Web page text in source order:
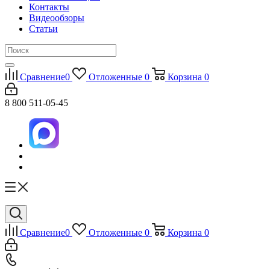
Контакты
Видеообзоры
Статьи
Сравнение0 Отложенные 0 Корзина 0
8 800 511-05-45
Сравнение0 Отложенные 0 Корзина 0